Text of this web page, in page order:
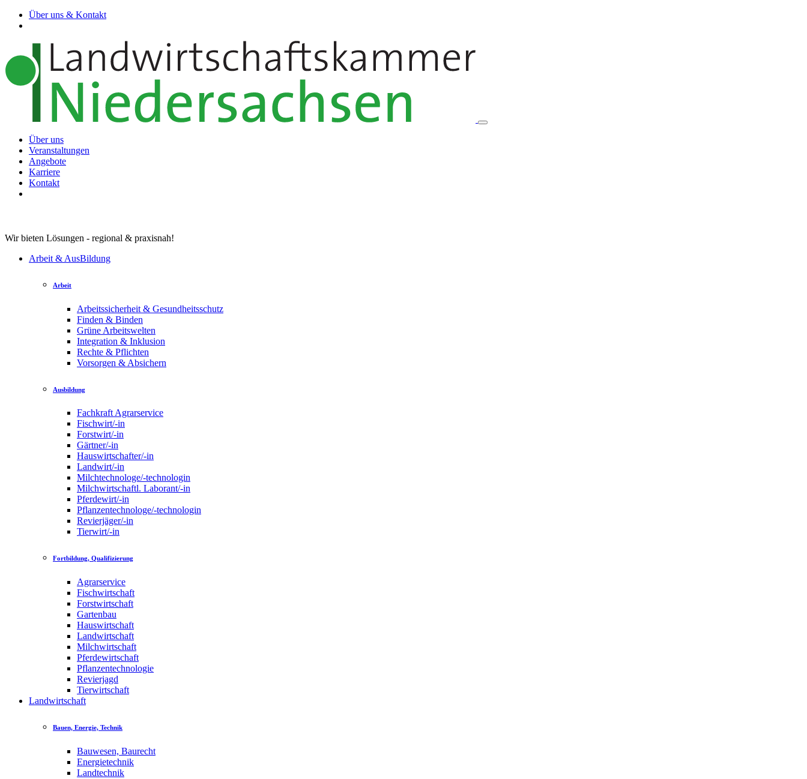
Über uns & Kontakt
Über uns
Veranstaltungen
Angebote
Karriere
Kontakt
Wir bieten Lösungen - regional & praxisnah!
Arbeit & AusBildung
Arbeit
Arbeitssicherheit & Gesundheitsschutz
Finden & Binden
Grüne Arbeitswelten
Integration & Inklusion
Rechte & Pflichten
Vorsorgen & Absichern
Ausbildung
Fachkraft Agrarservice
Fischwirt/-in
Forstwirt/-in
Gärtner/-in
Hauswirtschafter/-in
Landwirt/-in
Milchtechnologe/-technologin
Milchwirtschaftl. Laborant/-in
Pferdewirt/-in
Pflanzentechnologe/-technologin
Revierjäger/-in
Tierwirt/-in
Fortbildung, Qualifizierung
Agrarservice
Fischwirtschaft
Forstwirtschaft
Gartenbau
Hauswirtschaft
Landwirtschaft
Milchwirtschaft
Pferdewirtschaft
Pflanzentechnologie
Revierjagd
Tierwirtschaft
Landwirtschaft
Bauen, Energie, Technik
Bauwesen, Baurecht
Energietechnik
Landtechnik